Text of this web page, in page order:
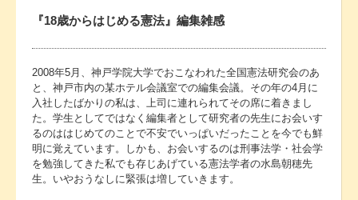
『18歳からはじめる憲法』編集雑感
2008年5月、神戸学院大学でおこなわれた全国憲法研究会のあ
と、神戸市内の某ホテル会議室での編集会議。その年の4月に
入社したばかりの私は、上司に連れられてその席に着きまし
た。学生としてではなく編集者として研究者の先生にお会いす
るのははじめてのことで不安でいっぱいだったことを今でも鮮
明に覚えています。しかも、お会いするのは刑事法学・社会学
を勉強してきた私でも存じあげている憲法学者の水島朝穂先
生。いやおうなしに緊張は増していきます。